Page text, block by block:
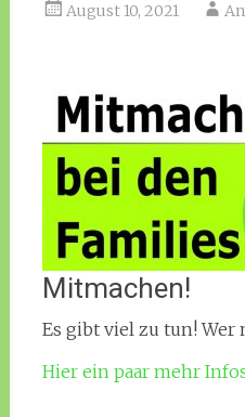
August 10, 2021
Mitmachen!
Es gibt viel zu tun! Wer
Hier ein paar mehr